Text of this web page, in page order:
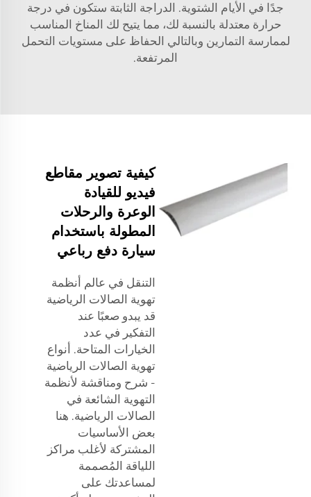
جدًا في الأيام الشتوية. الدراجة الثابتة ستكون في درجة
حرارة معتدلة بالنسبة لك، مما يتيح لك المناخ المناسب
لممارسة التمارين وبالتالي الحفاظ على مستويات التحمل
المرتفعة.
كيفية تصوير مقاطع
فيديو للقيادة
الوعرة والرحلات
المطولة باستخدام
سيارة دفع رباعي
التنقل في عالم أنظمة
تهوية الصالات الرياضية
قد يبدو صعبًا عند
التفكير في عدد
الخيارات المتاحة. أنواع
تهوية الصالات الرياضية
- شرح ومناقشة لأنظمة
التهوية الشائعة في
الصالات الرياضية. هنا
بعض الأساسيات
المشتركة لأغلب مراكز
اللياقة المُصممة
لمساعدتك على